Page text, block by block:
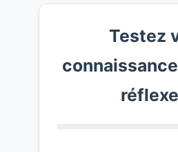
Testez